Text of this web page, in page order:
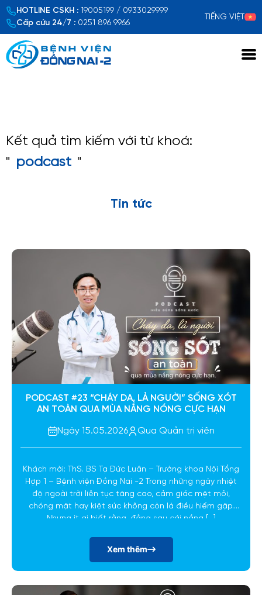
HOTLINE CSKH : 19005199 / 0933029999
Cấp cứu 24/7 : 0251 896 9966
TIẾNG VIỆT
Kết quả tìm kiếm với từ khoá:
" podcast "
Tin tức
PODCAST #23 “CHÁY DA, LẢ NGƯỜI” SỐNG XÓT
AN TOÀN QUA MÙA NẮNG NÓNG CỰC HẠN
Ngày 15.05.2026 Qua Quản trị viên
Khách mời: ThS. BS Tạ Đức Luân – Trưởng khoa Nội Tổng
Hợp 1 – Bệnh viện Đồng Nai -2 Trong những ngày nhiệt
độ ngoài trời liên tục tăng cao, cảm giác mệt mỏi,
chóng mặt hay kiệt sức không còn là điều hiếm gặp.
Nhưng ít ai biết rằng, đằng sau cái nắng […]
Xem thêm